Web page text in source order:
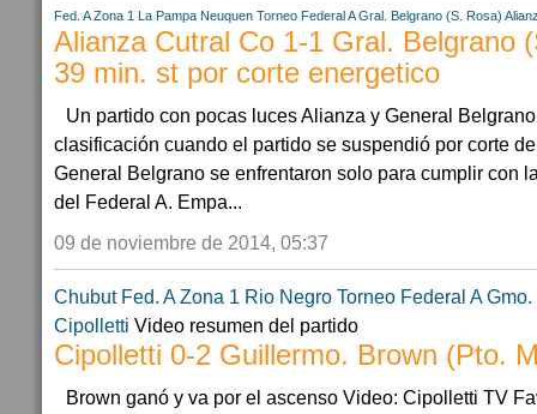
Fed. A Zona 1 La Pampa Neuquen Torneo Federal A Gral. Belgrano (S. Rosa)
Alianza Cutral Co 1-1 Gral. Belgrano
39 min. st por corte energetico
Un partido con pocas luces Alianza y General
clasificación cuando el partido se suspendió por corte
General Belgrano se enfrentaron solo para cumplir con
del Federal A. Empa...
09 de noviembre de 2014, 05:37
Chubut Fed. A Zona 1 Rio Negro Torneo Federal A Gmo.
Cipolletti Video resumen del partido
Cipolletti 0-2 Guillermo. Brown (Pto.
Brown ganó y va por el ascenso Video: Cipolletti TV